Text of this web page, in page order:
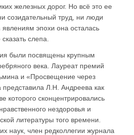
железных дорог. Но всё это ее
созидательный труд, ни люди
эпохи она осталась
слепа.
были посвящены крупным
века. Лауреат премий
и «Просвещение через
представила Л.Н. Андреева как
которого сконцентрировались
нездоровья и
литературы того времени.
наук, член редколлегии журнала